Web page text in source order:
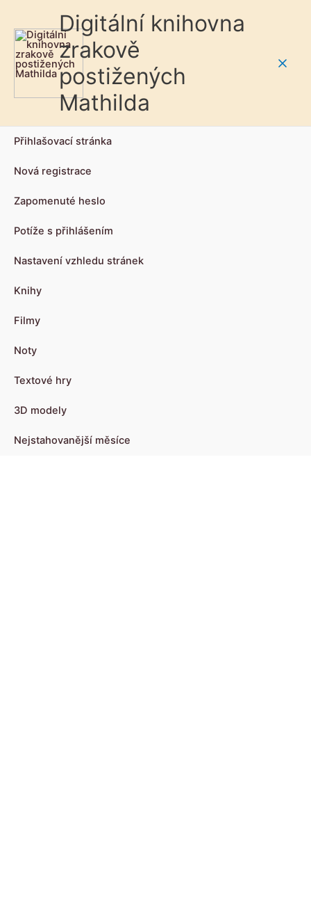
Digitální knihovna
zrakově
postižených
Mathilda
Přihlašovací stránka
Nová registrace
Zapomenuté heslo
Potíže s přihlášením
Nastavení vzhledu stránek
Knihy
Filmy
Noty
Textové hry
3D modely
Nejstahovanější měsíce